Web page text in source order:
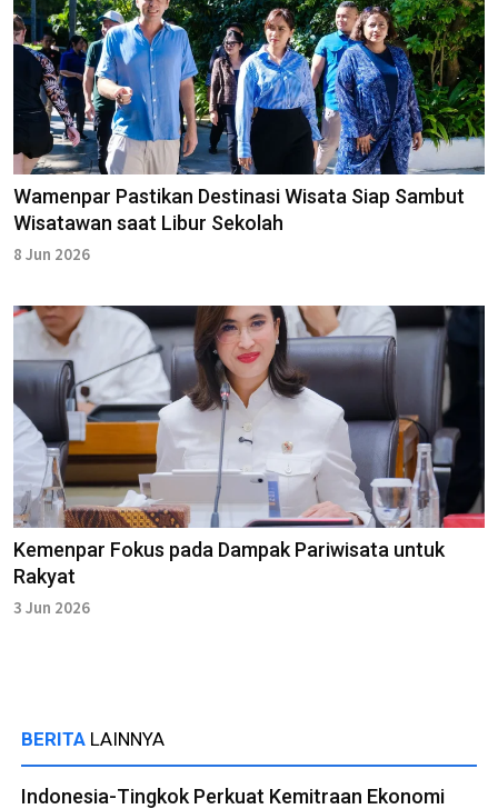
Wamenpar Pastikan Destinasi Wisata Siap Sambut
Wisatawan saat Libur Sekolah
8 Jun 2026
Kemenpar Fokus pada Dampak Pariwisata untuk
Rakyat
3 Jun 2026
BERITA LAINNYA
Indonesia-Tingkok Perkuat Kemitraan Ekonomi